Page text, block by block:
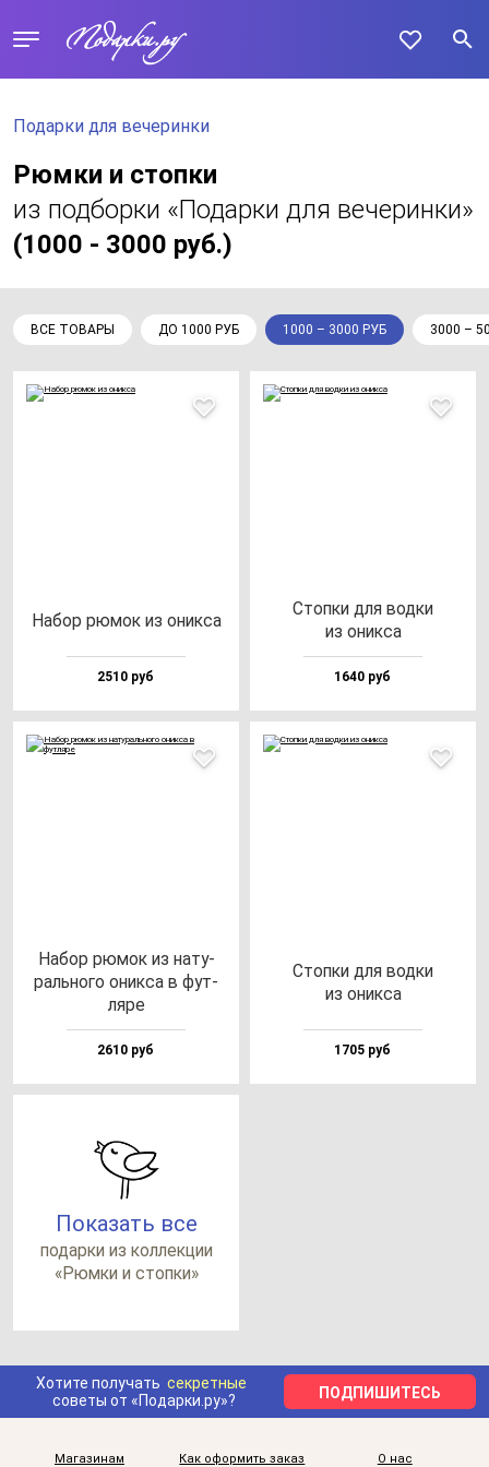
Подарки для вечеринки
Рюмки и стопки
из подборки «Подарки для вечеринки»
(1000 - 3000 руб.)
ВСЕ ТОВАРЫ ДО 1000 РУБ 1000 – 3000 РУБ 3000 –
Набор рю­мок из оник­са
2510 руб
Стоп­ки для вод­ки
из оник­са
1640 руб
Набор рю­мок из на­ту­
раль­но­го оник­са в фут­
ля­ре
2610 руб
Стоп­ки для вод­ки
из оник­са
1705 руб
Показать все
по­дар­ки из кол­лек­ции
«Рюм­ки и стоп­ки»
Хотите получать секретные
советы от «Подарки.ру»?
ПОДПИШИТЕСЬ
Магазинам Как оформить заказ О нас